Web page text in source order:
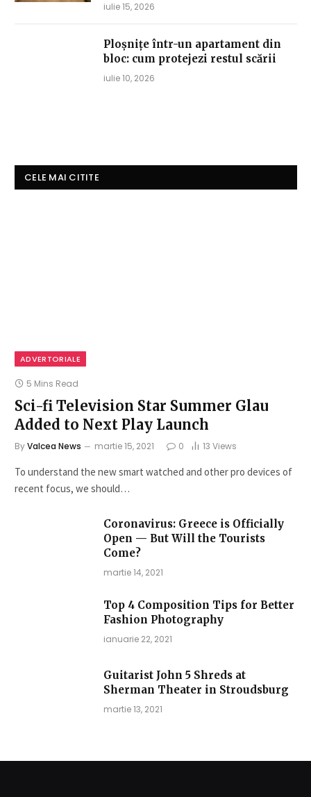
iulie 15, 2026
Ploșnițe într-un apartament din
bloc: cum protejezi restul scării
iulie 10, 2026
CELE MAI CITITE
ADVERTORIALE
5 Mins Read
Sci-fi Television Star Summer Glau
Added to Next Play Launch
ByValcea News martie 15, 2021 0 13 Views
To understand the new smart watched and other pro devices of
recent focus, we should…
Coronavirus: Greece is Officially
Open — But Will the Tourists
Come?
martie 14, 2021
Top 4 Composition Tips for Better
Fashion Photography
ianuarie 22, 2021
Guitarist John 5 Shreds at
Sherman Theater in Stroudsburg
martie 13, 2021